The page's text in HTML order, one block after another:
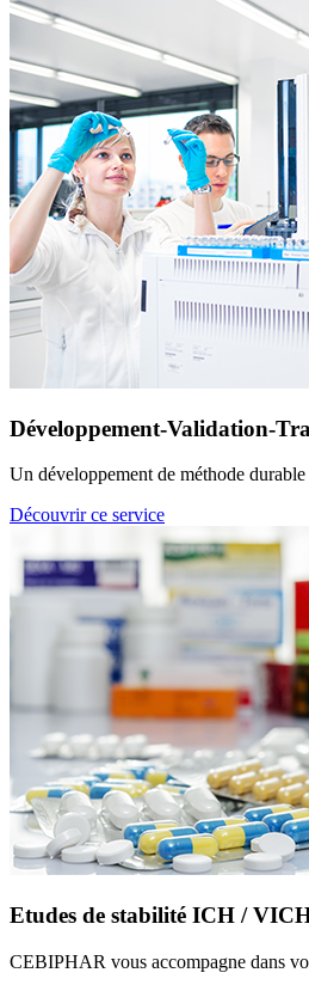
Développement-Validation-
Un développement de méthode
Découvrir ce service
Etudes de stabilité ICH /
CEBIPHAR vous accompagne dans